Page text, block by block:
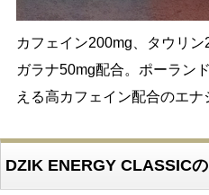
カフェイン200mg、タウリン
ガラナ50mg配合。ポーラン
える高カフェイン配合のエナ
DZIK ENERGY CLASSIC